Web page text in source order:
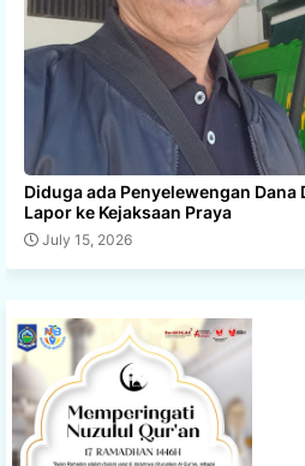
Diduga ada Penyelewengan Dana
Lapor ke Kejaksaan Praya
July 15, 2026